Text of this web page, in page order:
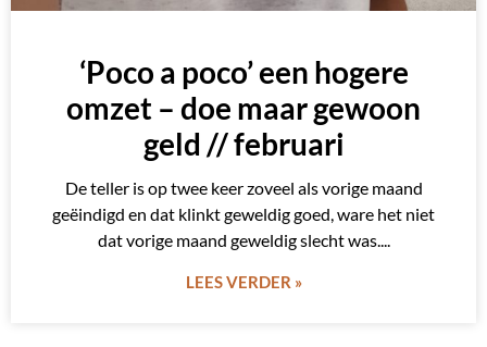
‘Poco a poco’ een hogere
omzet – doe maar gewoon
geld // februari
De teller is op twee keer zoveel als vorige maand
geëindigd en dat klinkt geweldig goed, ware het niet
dat vorige maand geweldig slecht was.
LEES VERDER »